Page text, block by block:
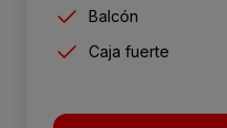
Balcón
Caja fuerte